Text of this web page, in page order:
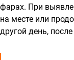
фарах. При
на месте или
другой день,